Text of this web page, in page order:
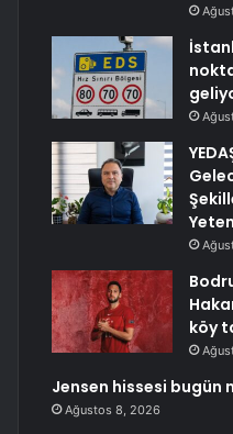
köy
Jensen hissesi bugün
Ağustos 8, 2026